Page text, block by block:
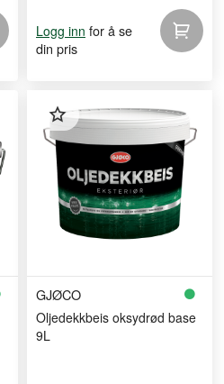
Logg inn for å se
din pris
GJØCO
Oljedekkbeis oksydrød base
9L